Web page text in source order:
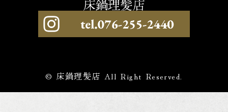
© 床鍋理髪店 All Right Reserved.